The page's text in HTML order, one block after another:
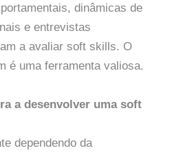
dinâmicas de
e entrevistas
a avaliar soft skills. O
é uma ferramenta valiosa.
a desenvolver uma soft
dependendo da